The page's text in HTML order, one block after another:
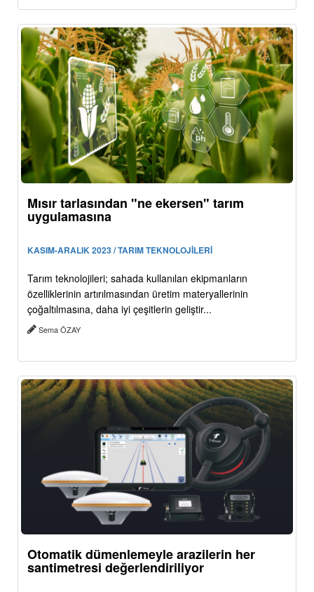
Mısır tarlasından "ne ekersen" tarım
uygulamasına
KASIM-ARALIK 2023 / TARIM TEKNOLOJİLERİ
Tarım teknolojileri; sahada kullanılan ekipmanların
özelliklerinin artırılmasından üretim materyallerinin
çoğaltılmasına, daha iyi çeşitlerin geliştir...
Sema ÖZAY
Otomatik dümenlemeyle arazilerin her
santimetresi değerlendiriliyor